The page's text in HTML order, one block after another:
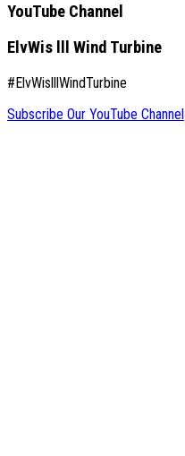
YouTube Channel
ElvWis lll Wind Turbine
#ElvWislllWindTurbine
Subscribe Our YouTube Channel